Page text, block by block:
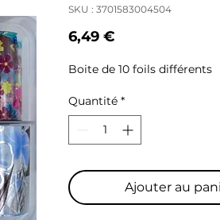
SKU : 3701583004504
6,49 €
Boite de 10 foils différents
Quantité *
Ajouter au